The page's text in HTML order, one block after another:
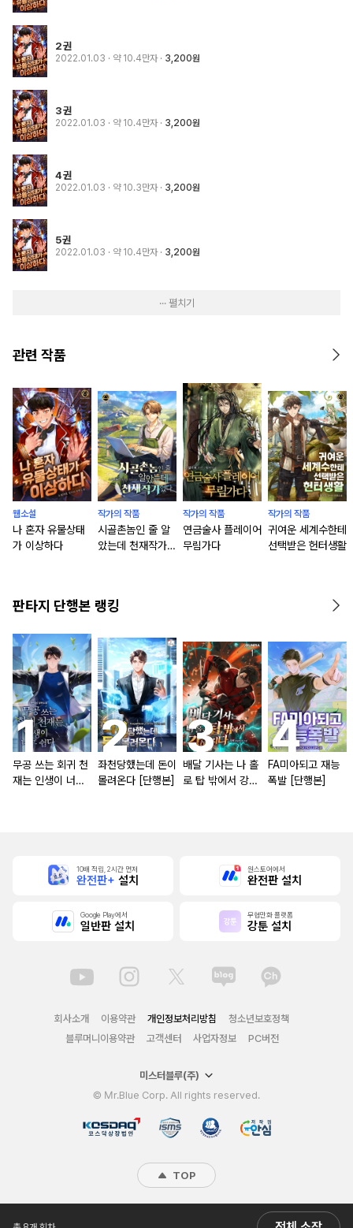
2권
2022.01.03 · 약 10.4만자 3,200원
3권
2022.01.03 · 약 10.4만자 3,200원
4권
2022.01.03 · 약 10.3만자 3,200원
5권
2022.01.03 · 약 10.4만자 3,200원
··· 펼치기
관련 작품
웹소설
나 혼자 유물상태
가 이상하다
작가의 작품
시골촌놈인 줄 알
았는데 천재작가였
작가의 작품
연금술사 플레이어
무림가다
작가의 작품
귀여운 세계수한테
선택받은 헌터생활
판타지 단행본 랭킹
무공 쓰는 회귀 천
재는 인생이 너무
좌천당했는데 돈이
몰려온다 [단행본]
배달 기사는 나 홀
로 탑 밖에서 강해
FA미아되고 재능
폭발 [단행본]
10배 적립, 2시간 먼저
완전판+ 설치
원스토어에서
완전판 설치
Google Play에서
일반판 설치
무협만화 플랫폼
강툰 설치
회사소개 이용약관 개인정보처리방침
청소년보호정책
블루머니이용약관
고객센터 사업자정보 PC버전
미스터블루(주)
© Mr.Blue Corp. All rights reserved.
TOP